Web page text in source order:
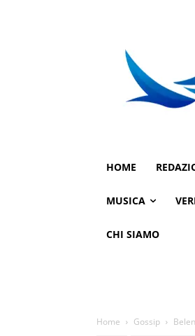
HOME
MUSICA
CHI SIAMO
Home Gossip